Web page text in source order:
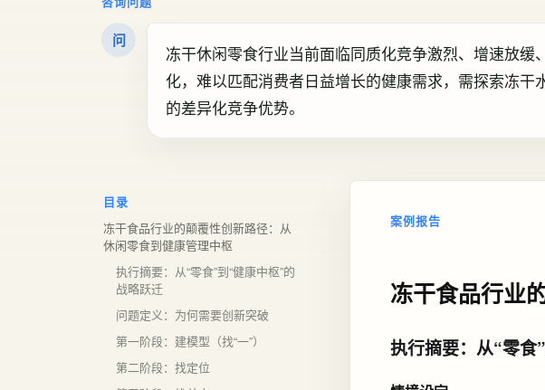
问
冻干休闲零食行业当前面临同质化竞争激烈、增速放
化，难以匹配消费者日益增长的健康需求，需探索冻
的差异化竞争优势。
目录
冻干食品行业的颠覆性创新路径：从
休闲零食到健康管理中枢
执行摘要：从“零食”到“健康中枢”的
战略跃迁
问题定义：为何需要创新突破
第一阶段：建模型（找“一”）
第二阶段：找定位
案例报告
冻干食品行业
执行摘要：从“零食